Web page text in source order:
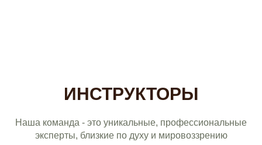
ИНСТРУКТОРЫ
Наша команда - это уникальные, профессиональные
эксперты, близкие по духу и мировоззрению